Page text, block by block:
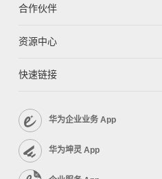
合作伙伴
资源中心
快速链接
华为企业业务 App
华为坤灵 App